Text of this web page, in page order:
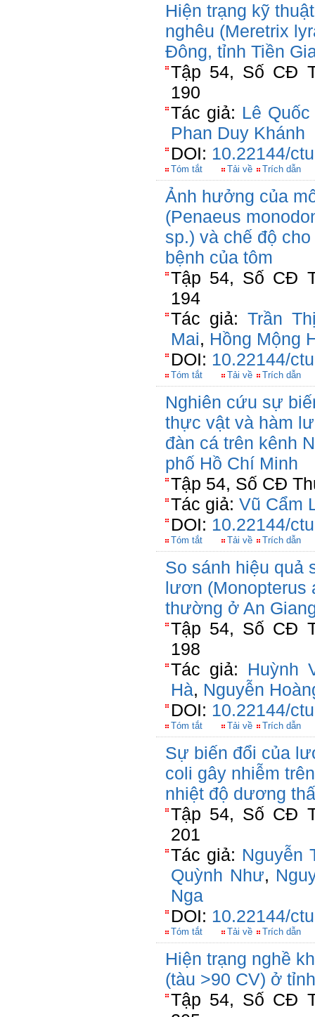
Hiện trạng kỹ
nghêu (Meretrix
Đông, tỉnh Tiền
Tập 54, Số CĐ
190
Tác giả: Lê
Phan Duy Khánh
DOI: 10.22144/
Tóm tắt Tải về Trích dẫn
Ảnh hưởng của
(Penaeus
sp.) và chế độ
bệnh của tôm
Tập 54, Số CĐ
194
Tác giả: Trần
Mai, Hồng Mộng
DOI: 10.22144/
Tóm tắt Tải về Trích dẫn
Nghiên cứu sự
thực vật và hàm
đàn cá trên kênh
phố Hồ Chí Minh
Tập 54, Số CĐ
Tác giả: Vũ Cẩm
DOI: 10.22144/
Tóm tắt Tải về Trích dẫn
So sánh hiệu quả
lươn (Monopterus
thường ở An
Tập 54, Số CĐ
198
Tác giả: Huỳnh
Hà, Nguyễn
DOI: 10.22144/
Tóm tắt Tải về Trích dẫn
Sự biến đổi của
coli gây nhiễm
nhiệt độ dương
Tập 54, Số CĐ
201
Tác giả: Nguyễn
Quỳnh Như,
Nga
DOI: 10.22144/
Tóm tắt Tải về Trích dẫn
Hiện trạng nghề
(tàu >90 CV) ở
Tập 54, Số CĐ